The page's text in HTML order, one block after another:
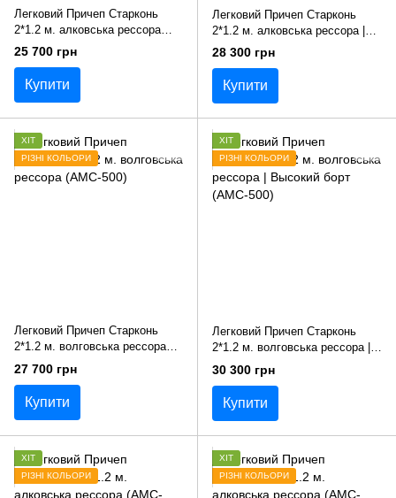
Легковий Причеп Старконь
2*1.2 м. алковська рессора
(AMC-500)
25 700 грн
Купити
Легковий Причеп Старконь
2*1.2 м. алковська рессора |
Высокий борт (AMC-500)
28 300 грн
Купити
ХІТ
РІЗНІ КОЛЬОРИ
Легковий Причеп Старконь
2*1.2 м. волговська рессора
(AMC-500)
27 700 грн
Купити
ХІТ
РІЗНІ КОЛЬОРИ
Легковий Причеп Старконь
2*1.2 м. волговська рессора |
Высокий борт (AMC-500)
30 300 грн
Купити
ХІТ
РІЗНІ КОЛЬОРИ
ХІТ
РІЗНІ КОЛЬОРИ